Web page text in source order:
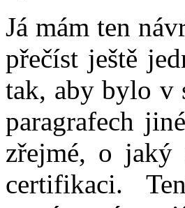
Já mám ten
přečíst ještě
tak, aby bylo v
paragrafech
zřejmé, o jaký
certifikaci.